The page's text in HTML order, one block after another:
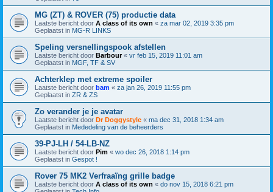
MG (ZT) & ROVER (75) productie data
Laatste bericht door A class of its own « za mar 02, 2019 3:35 pm
Geplaatst in MG-R LINKS
Speling versnellingspook afstellen
Laatste bericht door Barbour« vr feb 15, 2019 11:01 am
Geplaatst in MGF, TF & SV
Achterklep met extreme spoiler
Laatste bericht door bam « za jan 26, 2019 11:55 pm
Geplaatst in ZR & ZS
Zo verander je je avatar
Laatste bericht door Dr Doggystyle « ma dec 31, 2018 1:34 am
Geplaatst in Mededeling van de beheerders
39-PJ-LH / 54-LB-NZ
Laatste bericht door Pim « wo dec 26, 2018 1:14 pm
Geplaatst in Gespot !
Rover 75 MK2 Verfraaïng grille badge
Laatste bericht door A class of its own « do nov 15, 2018 6:21 pm